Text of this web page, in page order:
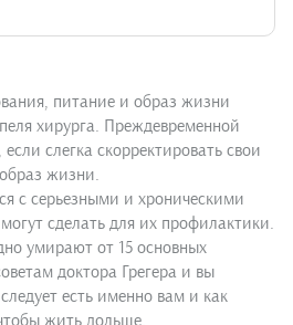
питание и образ жизни
хирурга. Преждевременной
слегка скорректировать свои
жизни.
с серьезными и хроническими
сделать для их профилактики.
умирают от 15 основных
доктора Грегера и вы
есть именно вам и как
жить дольше.